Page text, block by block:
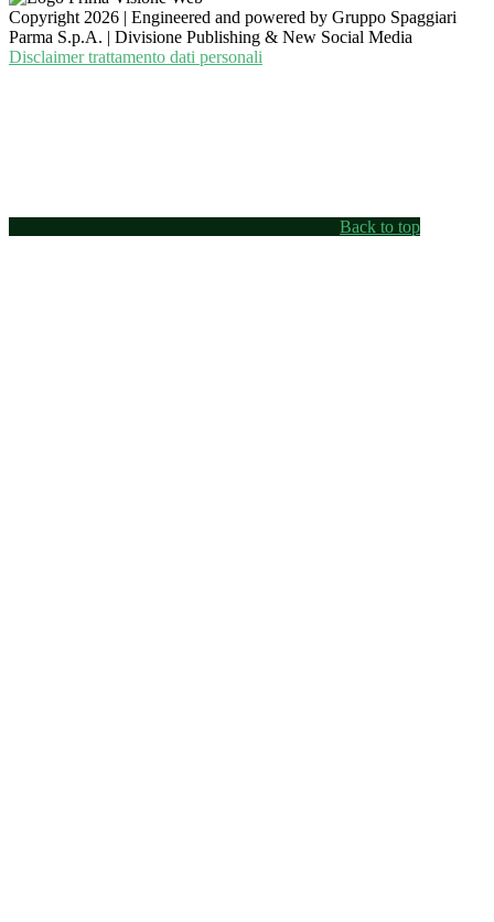
Copyright 2026 | Engineered and powered by Gruppo Spaggiari
Parma S.p.A. | Divisione Publishing & New Social Media
Disclaimer trattamento dati personali
Back to top